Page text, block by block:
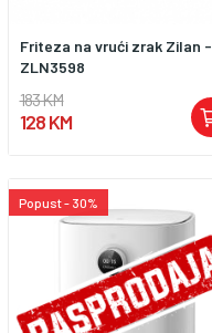
Friteza na vrući zrak Zilan -
ZLN3598
183 KM
128 KM
Popust - 30%